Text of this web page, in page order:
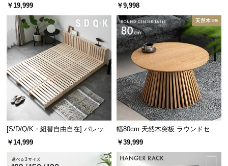
レーム ダイニング 大理石調 4人掛
￥19,999
ズシェルチェア
￥9,998
[S/D/Q/K・組替自由自在] パレット
ベッド 8/12/16枚セット
￥14,999
幅80cm 天然木突板 ラウンドセン
ターテーブル 美しい格子デザイン
￥39,999